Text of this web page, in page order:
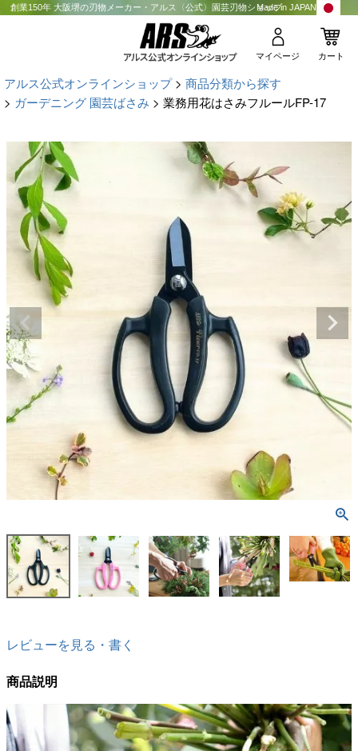
創業150年 大阪堺の刃物メーカー・アルス〈公式〉園芸刃物ショップMade in JAPAN
マイページ カート
アルス公式オンラインショップ
商品分類から探す
ガーデニング 園芸ばさみ
業務用花はさみフルールFP-17
レビューを見る・書く
商品説明